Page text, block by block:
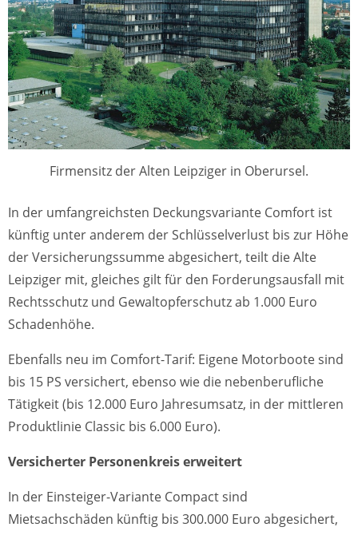
Firmensitz der Alten Leipziger in Oberursel.
In der umfangreichsten Deckungsvariante Comfort ist
künftig unter anderem der Schlüsselverlust bis zur Höhe
der Versicherungssumme abgesichert, teilt die Alte
Leipziger mit, gleiches gilt für den Forderungsausfall mit
Rechtsschutz und Gewaltopferschutz ab 1.000 Euro
Schadenhöhe.
Ebenfalls neu im Comfort-Tarif: Eigene Motorboote sind
bis 15 PS versichert, ebenso wie die nebenberufliche
Tätigkeit (bis 12.000 Euro Jahresumsatz, in der mittleren
Produktlinie Classic bis 6.000 Euro).
Versicherter Personenkreis erweitert
In der Einsteiger-Variante Compact sind
Mietsachschäden künftig bis 300.000 Euro abgesichert,